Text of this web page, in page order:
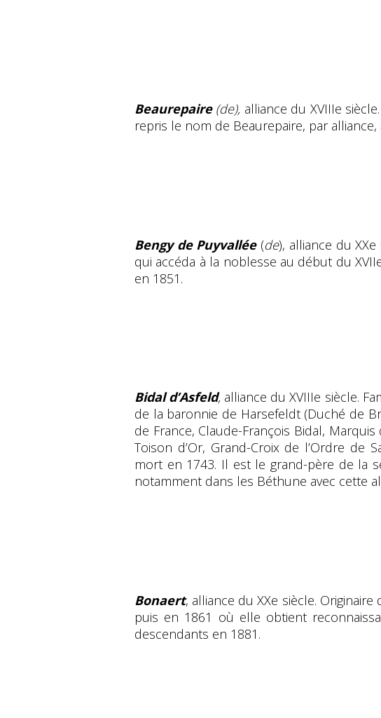
Beaurepaire(de), alliance du XVIIIe
repris le nom de Beaurepaire, par alliance,
Bengy de Puyvallée(de), alliance du
qui accéda à la noblesse au début du
en 1851.
Bidal d’Asfeld, alliance du XVIIIe siècle.
de la baronnie de Harsefeldt (Duché de
de France, Claude-François Bidal,
Toison d’Or, Grand-Croix de l’Ordre de
mort en 1743. Il est le grand-père de la
notamment dans les Béthune avec cette
Bonaert, alliance du XXe siècle.
puis en 1861 où elle obtient
descendants en 1881.